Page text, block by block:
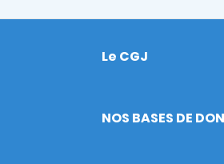
Footer
Le CGJ
NOS BASES DE